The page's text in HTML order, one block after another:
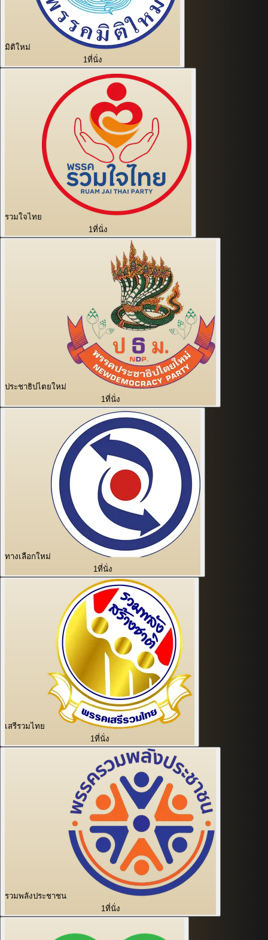
มิติใหม่
1ที่นั่ง
รวมใจไทย
1ที่นั่ง
ประชาธิปไตยใหม่
1ที่นั่ง
ทางเลือกใหม่
1ที่นั่ง
เสรีรวมไทย
1ที่นั่ง
รวมพลังประชาชน
1ที่นั่ง